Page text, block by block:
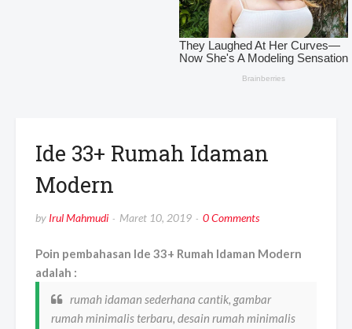
Ide 33+ Rumah Idaman
Modern
by Irul Mahmudi Maret 10, 2019 0 Comments
Poin pembahasan Ide 33+ Rumah Idaman Modern
adalah :
rumah idaman sederhana cantik, gambar
rumah minimalis terbaru, desain rumah minimalis